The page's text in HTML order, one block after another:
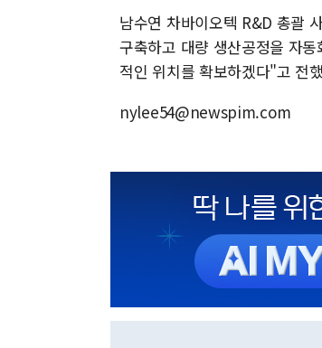
남수연 차바이오텍 R&D 총괄
구축하고 대량 생산공정을 자
적인 위치를 확보하겠다"고 전
nylee54@newspim.com